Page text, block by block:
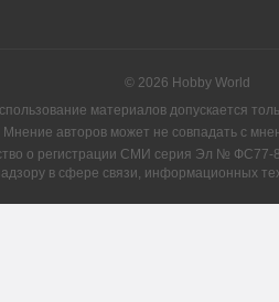
© 2026 Hobby World
материалов допускается
Мнение авторов может не совпадать с
о регистрации СМИ серия Эл № ФС77-
в сфере связи, информационных